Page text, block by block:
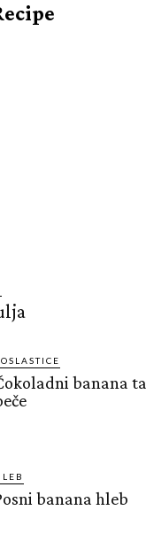
banana
banana hleb